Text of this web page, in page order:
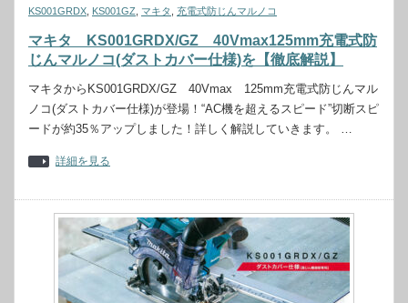
KS001GRDX KS001GZ マキタ 充電式防じんマルノコ
マキタ KS001GRDX/GZ 40Vmax125mm充電式防
じんマルノコ(ダストカバー仕様)を【徹底解説】
マキタからKS001GRDX/GZ 40Vmax 125mm充電式防じんマル
ノコ(ダストカバー仕様)が登場！“AC機を超えるスピード”切断スピ
ードが約35％アップしました！詳しく解説していきます。 …
詳細を見る